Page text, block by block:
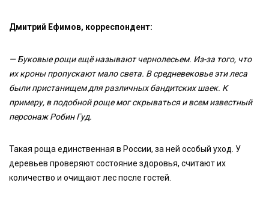
Дмитрий Ефимов, корреспондент:
— Буковые рощи ещё называют чернолесьем. Из-за того, что
их кроны пропускают мало света. В средневековье эти леса
были пристанищем для различных бандитских шаек. К
примеру, в подобной роще мог скрываться и всем известный
персонаж Робин Гуд.
Такая роща единственная в России, за ней особый уход. У
деревьев проверяют состояние здоровья, считают их
количество и очищают лес после гостей.